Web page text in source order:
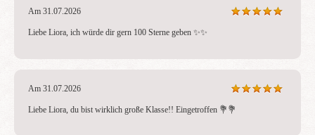
Am 31.07.2026
Liebe Liora, ich würde dir gern 100 Sterne geben ✨✨
Am 31.07.2026
Liebe Liora, du bist wirklich große Klasse!! Eingetroffen 💐💐